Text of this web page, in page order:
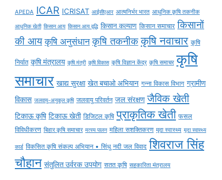
APEDA ICAR ICRISAT आईसीएआर आत्मनिर्भर भारत आधुनिक कृषि तकनीक
आधुनिक खेती किसान आय किसान आय वृद्धि किसान कल्याण किसान समाचार किसानों
की आय कृषि अनुसंधान कृषि तकनीक कृषि नवाचार कृषि
निर्यात कृषि मंत्रालय कृषि मंत्री कृषि विकास कृषि विज्ञान केंद्र कृषि समाचर कृषि
समाचार खाद्य सुरक्षा खेत बचाओ अभियान गन्ना विकास विभाग ग्रामीण
विकास जलवायु-अनुकूल कृषि जलवायु परिवर्तन जल संरक्षण जैविक खेती
टिकाऊ कृषि टिकाऊ खेती डिजिटल कृषि प्राकृतिक खेती फसल
विविधीकरण बिहार कृषि समाचार मत्स्य पालन महिला सशक्तिकरण मृदा स्वास्थ्य मृदा स्वास्थ्य
कार्ड विकसित कृषि संकल्प अभियान • सिंधु नदी जल विवाद शिवराज सिंह
चौहान संतुलित उर्वरक उपयोग सतत कृषि सहकारिता मंत्रालय